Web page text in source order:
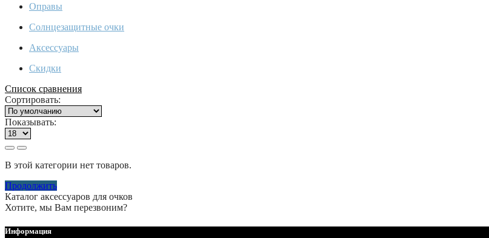
Оправы
Солнцезащитные очки
Аксессуары
Скидки
Список сравнения
Сортировать:
Показывать:
В этой категории нет товаров.
Продолжить
Каталог аксессуаров для очков
Хотите, мы Вам перезвоним?
Информация